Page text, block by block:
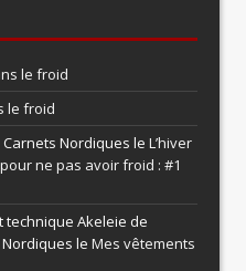
le froid
le froid
Nordiques le L’hiver
ne pas avoir froid : #1
technique Akeleie de
le Mes vêtements